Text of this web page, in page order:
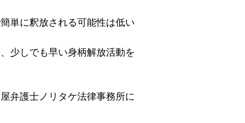
単に釈放される可能性は低い
少しでも早い身柄解放活動を
弁護士ノリタケ法律事務所に